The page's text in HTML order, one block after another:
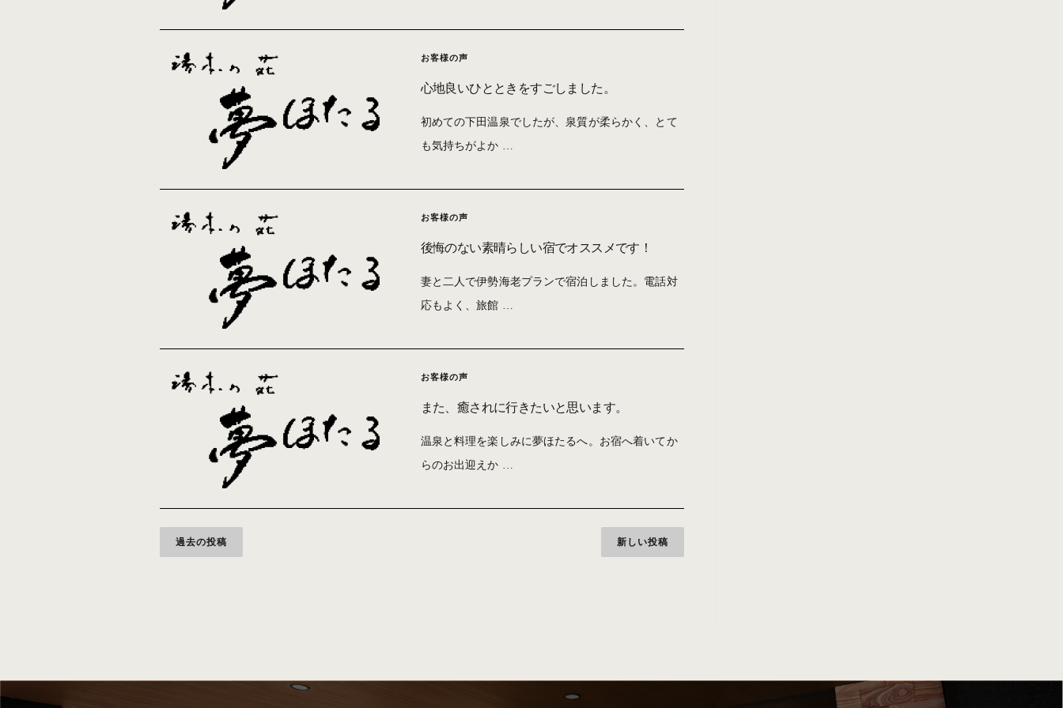
お客様の声
心地良いひとときをすごしました。
初めての下田温泉でしたが、泉質が柔らかく、とて
も気持ちがよか …
お客様の声
後悔のない素晴らしい宿でオススメです！
妻と二人で伊勢海老プランで宿泊しました。電話対
応もよく、旅館 …
お客様の声
また、癒されに行きたいと思います。
温泉と料理を楽しみに夢ほたるへ。お宿へ着いてか
らのお出迎えか …
投
稿
ー
過去の投稿 新しい投稿